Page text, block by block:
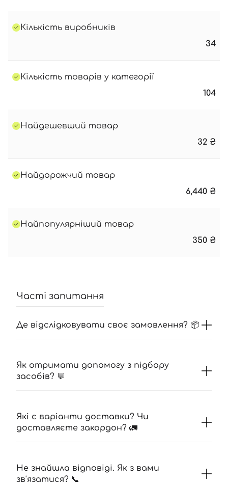
Кількість виробників
34
Кількість товарів у категорії
104
Найдешевший товар
32 ₴
Найдорожчий товар
6,440 ₴
Найпопулярніший товар
350 ₴
Часті запитання
Де відслідковувати своє замовлення? 📦
Як отримати допомогу з підбору
засобів? 💬
Які є варіанти доставки? Чи
доставляєте закордон? 🚛
Не знайшла відповіді. Як з вами
зв'язатися? 📞